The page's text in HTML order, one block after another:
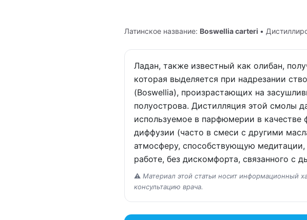
Латинское название: Boswellia carteri •
Ладан, также известный как олибан,
которая выделяется при надрезании
(Boswellia), произрастающих на
полуострова. Дистилляция этой смолы
используемое в парфюмерии в
диффузии (часто в смеси с другими
атмосферу, способствующую медитации,
работе, без дискомфорта, связанного с
⚠️ Материал этой статьи носит информационный
консультацию врача.